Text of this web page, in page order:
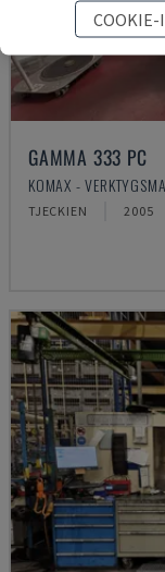
GAMMA 333 PC
KOMAX -
TJECKIEN 2005
COOKIE-